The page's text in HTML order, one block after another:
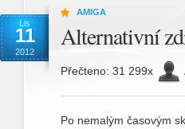
Lis
11
2012
AMIGA
Alternativní
Přečteno: 31 299x
Po nemalým časovým